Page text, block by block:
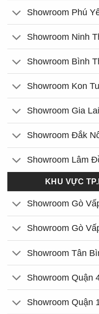
Showroom Phú
Showroom Ninh
Showroom Bình
Showroom Kon
Showroom Gia Lai
Showroom Đắk
Showroom Lâm
KHU VỰC
Showroom Gò
Showroom Gò
Showroom Tân
Showroom Quận
Showroom Quận